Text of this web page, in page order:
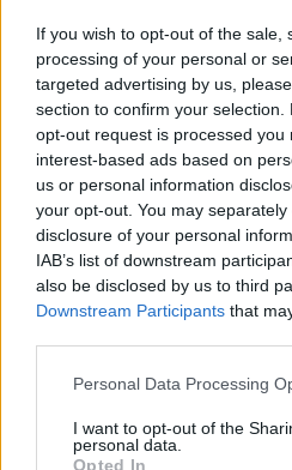
If you wish to opt-out of the sale,
processing of your personal or
targeted advertising by us,
section to confirm your
opt-out request is processed you
interest-based ads based on
us or personal information
your opt-out. You may
disclosure of your personal
IAB’s list of downstream
also be disclosed by us to third
Downstream Participants that
Please note that this website/
not limited to your visit or usage
grant or deny consent to Google
Personal Data Processing
I want to opt-out of the
personal data.
Opted In
ΓΡΑΦΕΙ:ΑΡΓΥΡΗΣ ΑΓΓΕΛΟΠΟΥΛΟΣ
ΣΑΒ, 21 ΦΕΒ 2026
Maps εξηγεί την ιδέα από